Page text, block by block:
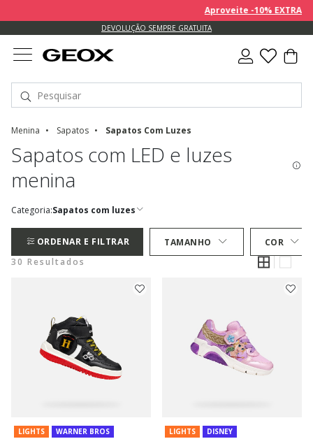
Aproveite -10% EXTRA
DEVOLUÇÃO SEMPRE GRATUITA
Menina Sapatos Sapatos Com Luzes
Sapatos com LED e luzes
menina
Categoria:Sapatos com luzes
ORDENAR E FILTRAR TAMANHO
COR
30 Resultados
LIGHTS WARNER BROS LIGHTS DISNEY